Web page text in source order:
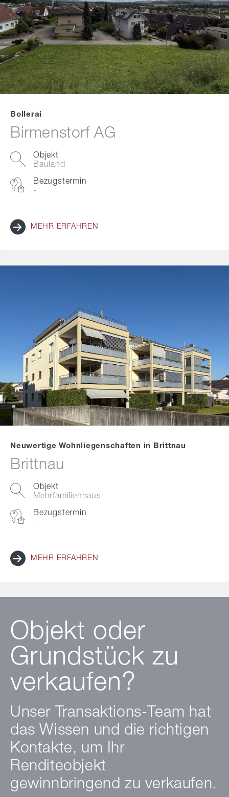
Bollerai
Birmenstorf AG
Objekt
Bauland
Bezugstermin
-
MEHR ERFAHREN
Neuwertige Wohnliegenschaften in Brittnau
Brittnau
Objekt
Mehrfamilienhaus
Bezugstermin
-
MEHR ERFAHREN
Objekt oder
Grundstück zu
verkaufen?
Unser Transaktions-Team hat
das Wissen und die richtigen
Kontakte, um Ihr
Renditeobjekt
gewinnbringend zu verkaufen.